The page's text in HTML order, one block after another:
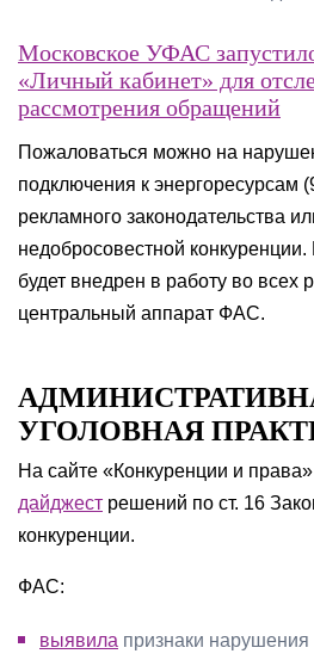
Московское УФАС
«Личный кабинет» для
рассмотрения обращений
Пожаловаться можно на
подключения к
рекламного законодательства
недобросовестной
будет внедрен в работу во всех
центральный аппарат ФАС.
УГОЛОВНАЯ
На сайте «Конкуренции и
дайджест решений по ст. 16
конкуренции.
ФАС:
выявила признаки нарушения